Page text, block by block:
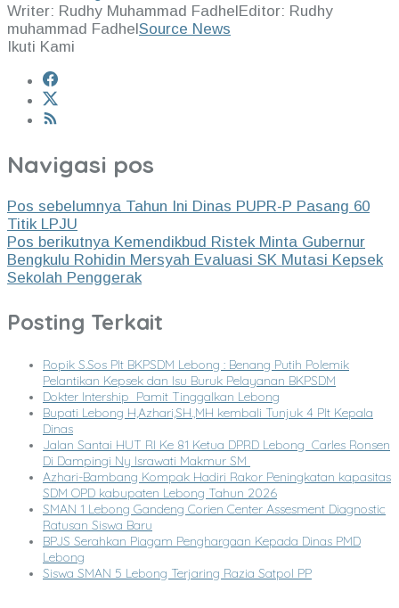
Writer: Rudhy Muhammad FadhelEditor: Rudhy
muhammad FadhelSource News
Ikuti Kami
Navigasi pos
Pos sebelumnya Tahun Ini Dinas PUPR-P Pasang 60
Titik LPJU
Pos berikutnya Kemendikbud Ristek Minta Gubernur
Bengkulu Rohidin Mersyah Evaluasi SK Mutasi Kepsek
Sekolah Penggerak
Posting Terkait
Ropik S.Sos Plt BKPSDM Lebong : Benang Putih Polemik
Pelantikan Kepsek dan Isu Buruk Pelayanan BKPSDM
Dokter Intership Pamit Tinggalkan Lebong
Bupati Lebong H,Azhari,SH.,MH kembali Tunjuk 4 Plt Kepala
Dinas
Jalan Santai HUT RI Ke 81 Ketua DPRD Lebong Carles Ronsen
Di Dampingi Ny Israwati Makmur SM
Azhari-Bambang Kompak Hadiri Rakor Peningkatan kapasitas
SDM OPD kabupaten Lebong Tahun 2026
SMAN 1 Lebong Gandeng Corien Center Assesment Diagnostic
Ratusan Siswa Baru
BPJS Serahkan Piagam Penghargaan Kepada Dinas PMD
Lebong
Siswa SMAN 5 Lebong Terjaring Razia Satpol PP